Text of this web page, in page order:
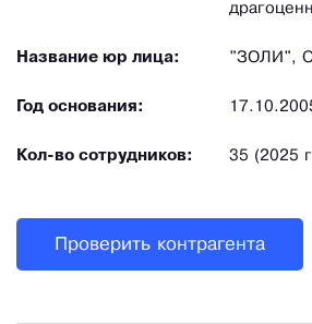
Название юр лица: "ЗОЛИ",
Год основания:
Кол-во сотрудников: 35 (2025
Проверить контрагента